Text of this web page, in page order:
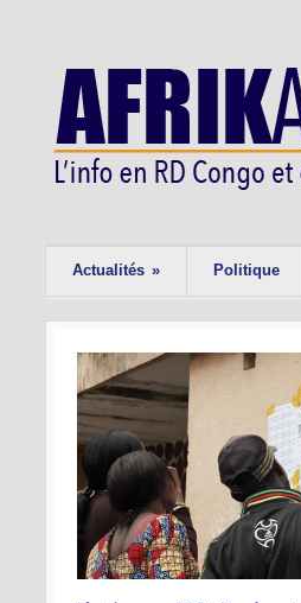
Actualités » Politique